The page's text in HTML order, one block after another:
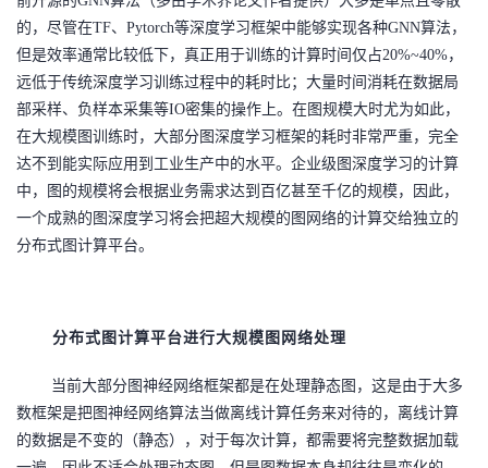
的，尽管在TF、Pytorch等深度学习框架中能够实现各种GNN算法，
但是效率通常比较低下，真正用于训练的计算时间仅占20%~40%，
远低于传统深度学习训练过程中的耗时比；大量时间消耗在数据局
部采样、负样本采集等IO密集的操作上。在图规模大时尤为如此，
在大规模图训练时，大部分图深度学习框架的耗时非常严重，完全
达不到能实际应用到工业生产中的水平。企业级图深度学习的计算
中，图的规模将会根据业务需求达到百亿甚至千亿的规模，因此，
一个成熟的图深度学习将会把超大规模的图网络的计算交给独立的
分布式图计算平台。
分布式图计算平台进行大规模图网络处理
当前大部分图神经网络框架都是在处理静态图，这是由于大多
数框架是把图神经网络算法当做离线计算任务来对待的，离线计算
的数据是不变的（静态），对于每次计算，都需要将完整数据加载